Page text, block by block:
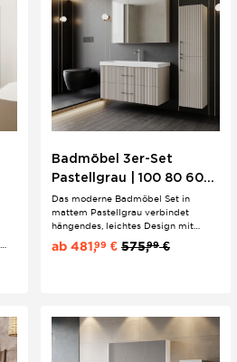
Badmöbel 3er-Set
Pastellgrau | 100 80 60
cm | Eklektischer Stil &
Riffeloptik
Das moderne Badmöbel Set in
mattem Pastellgrau verbindet
hängendes, leichtes Design mit
markanter Riffeloptik und eleganten
Bügelgriffen. Hochwertiges MDF
ab 481,99 € 575,99€